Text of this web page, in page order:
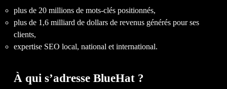
IL EST TEMPS D'OBTENIR LE
RETOURSUR INVESTISSEMENT
QUE VOUSMÉRITEZ.
DISCUTEZ AVEC NOUS
plus de 20 millions de mots-clés positionnés,
plus de 1,6 milliard de dollars de revenus générés pour ses
clients,
expertise SEO local, national et international.
À qui s’adresse BlueHat ?